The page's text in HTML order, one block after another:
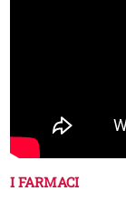
I FARMACI